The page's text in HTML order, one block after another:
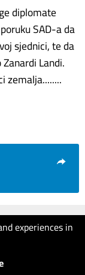
experiences in
diplomate
SAD-a da
sjednici, te da
Landi.
zemalja........